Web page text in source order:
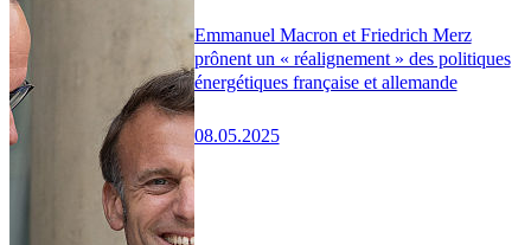
Emmanuel Macron et Friedrich Merz
prônent un « réalignement » des politiques
énergétiques française et allemande
08.05.2025